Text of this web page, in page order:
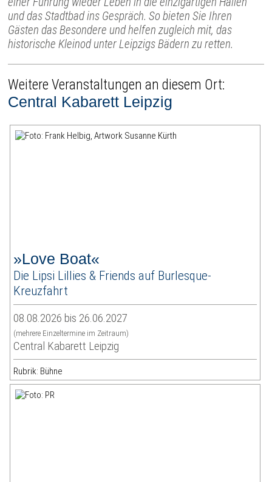
und das Stadtbad ins Gespräch. So bieten Sie Ihren
Gästen das Besondere und helfen zugleich mit, das
historische Kleinod unter Leipzigs Bädern zu retten.
Weitere Veranstaltungen an diesem Ort:
Central Kabarett Leipzig
»Love Boat«
Die Lipsi Lillies & Friends auf Burlesque-
Kreuzfahrt
08.08.2026 bis 26.06.2027
(mehrere Einzeltermine im Zeitraum)
Central Kabarett Leipzig
Rubrik: Bühne